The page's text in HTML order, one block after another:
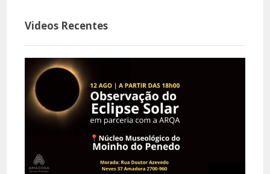
Videos Recentes